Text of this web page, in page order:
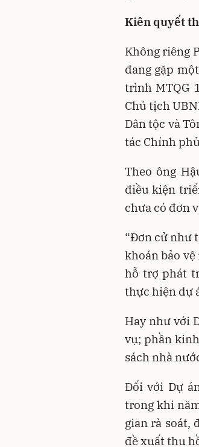
Kiên quyết
Không riêng
đang gặp
trình MTQG
Chủ tịch
Dân tộc và
tác Chính
Theo ông
điều kiện
chưa có đơn
“Đơn cử như
khoán bảo
hỗ trợ phát
thực hiện dự
Hay như với
vụ; phần
sách nhà
Đối với Dự
trong khi
gian rà soát,
đề xuất thu